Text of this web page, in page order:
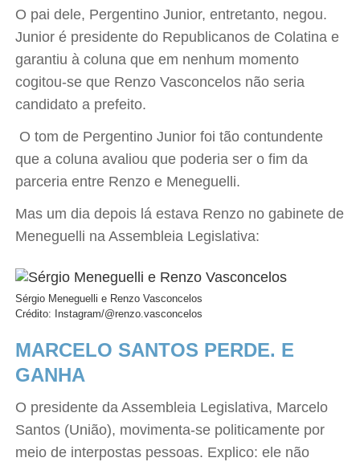
O pai dele, Pergentino Junior, entretanto, negou.
Junior é presidente do Republicanos de Colatina e
garantiu à coluna que em nenhum momento
cogitou-se que Renzo Vasconcelos não seria
candidato a prefeito.
O tom de Pergentino Junior foi tão contundente
que a coluna avaliou que poderia ser o fim da
parceria entre Renzo e Meneguelli.
Mas um dia depois lá estava Renzo no gabinete de
Meneguelli na Assembleia Legislativa:
Sérgio Meneguelli e Renzo Vasconcelos
Crédito: Instagram/@renzo.vasconcelos
MARCELO SANTOS PERDE. E
GANHA
O presidente da Assembleia Legislativa, Marcelo
Santos (União), movimenta-se politicamente por
meio de interpostas pessoas. Explico: ele não